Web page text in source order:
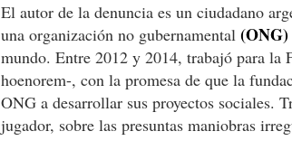
El autor de la denuncia es un ciudadano
una organización no gubernamental (ONG)
mundo. Entre 2012 y 2014, trabajó para la
hoenorem-, con la promesa de que la
ONG a desarrollar sus proyectos sociales.
jugador, sobre las presuntas maniobras